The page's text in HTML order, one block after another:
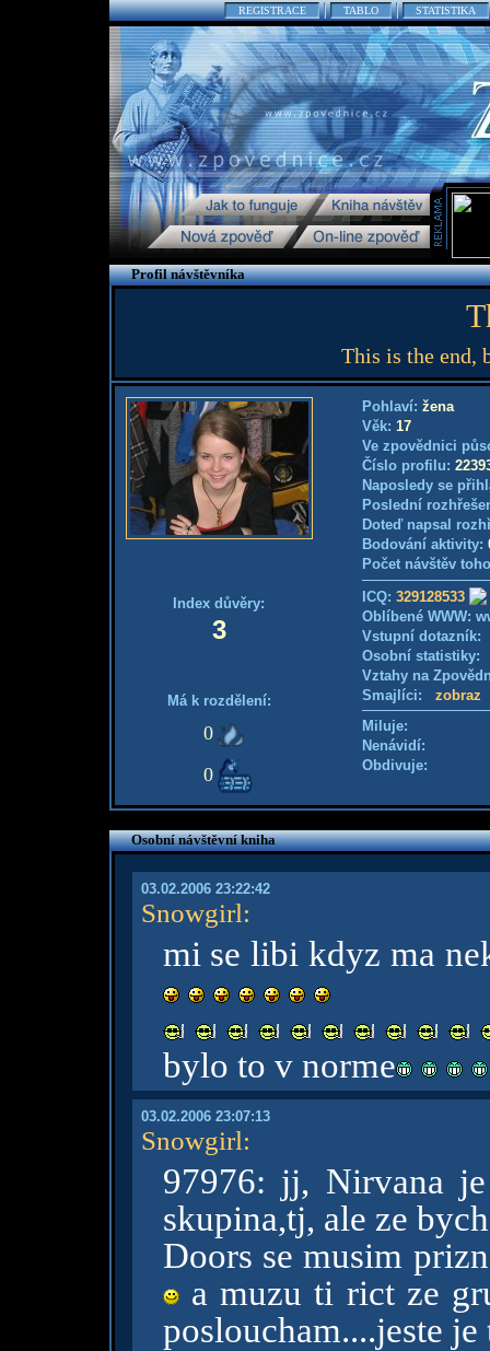
REGISTRACE TABLO STATISTIKA
Profil návštěvníka
This is the end,
Index důvěry:
3
Má k rozdělení:
0
0
Pohlaví: žena
Věk: 17
Ve zpovědnici
Číslo profilu:
Naposledy se
Poslední
Doteď napsal
Bodování aktivity:
Počet návštěv
ICQ: 329128533
Oblíbené WWW:
Vstupní
Osobní
Vztahy na
Smajlíci: zobraz
Miluje:
Nenávidí:
Obdivuje:
Osobní návštěvní kniha
03.02.2006 23:22:42
Snowgirl:
mi se libi kdyz ma
bylo to v norme
03.02.2006 23:07:13
Snowgirl:
97976: jj, Nirvana
skupina,tj, ale ze
Doors se musim
a muzu ti rict ze
posloucham....jeste